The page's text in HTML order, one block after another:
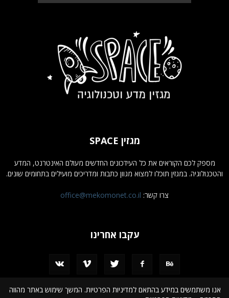
מגזין SPACE
מספק לכם הקוראים את כל העידכונים החדשים מעולם האינטרנט, המדע
והטכנולוגיה. במגזין תוכלו למצוא מגוון כתבות ומדריכים מועילים בתחומים שונים.
צרו קשר: office@mekomonet.co.il
עקבו אחרינו
אנו משתמשים במידע בהתאם למדיניות הפרטיות. המשך שימוש באתר מהווה